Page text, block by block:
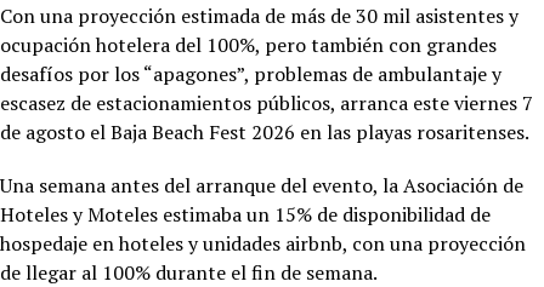
Con una proyección estimada de más de 30 mil asistentes y
ocupación hotelera del 100%, pero también con grandes
desafíos por los “apagones”, problemas de ambulantaje y
escasez de estacionamientos públicos, arranca este viernes 7
de agosto el Baja Beach Fest 2026 en las playas rosaritenses.
Una semana antes del arranque del evento, la Asociación de
Hoteles y Moteles estimaba un 15% de disponibilidad de
hospedaje en hoteles y unidades airbnb, con una proyección
de llegar al 100% durante el fin de semana.